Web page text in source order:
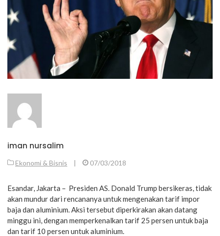
iman nursalim
Ekonomi & Bisnis | 07/03/2018
Esandar, Jakarta – Presiden AS. Donald Trump bersikeras, tidak
akan mundur dari rencananya untuk mengenakan tarif impor
baja dan aluminium. Aksi tersebut diperkirakan akan datang
minggu ini, dengan memperkenalkan tarif 25 persen untuk baja
dan tarif 10 persen untuk aluminium.